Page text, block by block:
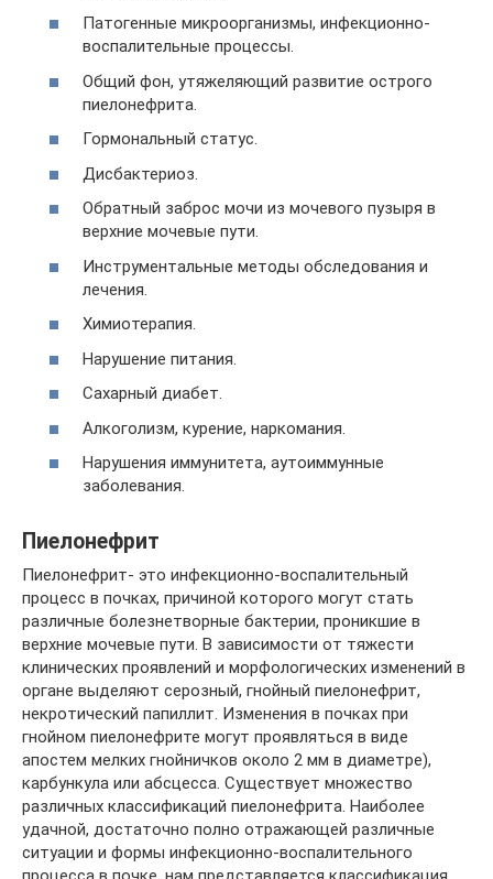
Патогенные микроорганизмы, инфекционно-
воспалительные процессы.
Общий фон, утяжеляющий развитие острого
пиелонефрита.
Гормональный статус.
Дисбактериоз.
Обратный заброс мочи из мочевого пузыря в
верхние мочевые пути.
Инструментальные методы обследования и
лечения.
Химиотерапия.
Нарушение питания.
Сахарный диабет.
Алкоголизм, курение, наркомания.
Нарушения иммунитета, аутоиммунные
заболевания.
Пиелонефрит
Пиелонефрит- это инфекционно-воспалительный
процесс в почках, причиной которого могут стать
различные болезнетворные бактерии, проникшие в
верхние мочевые пути. В зависимости от тяжести
клинических проявлений и морфологических изменений в
органе выделяют серозный, гнойный пиелонефрит,
некротический папиллит. Изменения в почках при
гнойном пиелонефрите могут проявляться в виде
апостем мелких гнойничков около 2 мм в диаметре),
карбункула или абсцесса. Существует множество
различных классификаций пиелонефрита. Наиболее
удачной, достаточно полно отражающей различные
ситуации и формы инфекционно-воспалительного